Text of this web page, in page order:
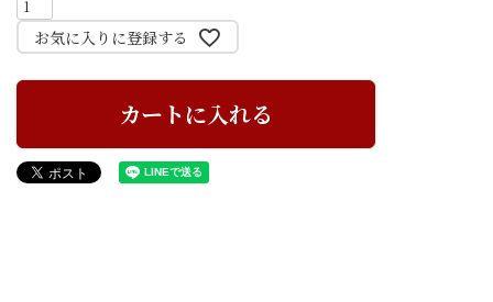
お気に入りに登録する
カートに入れる